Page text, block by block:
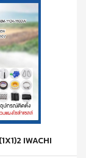
IWACHI